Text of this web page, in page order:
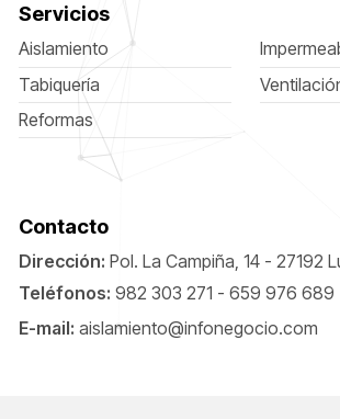
Servicios
Aislamiento
Tabiquería
Reformas
Contacto
Dirección: Pol. La Campiña, 14 - 27192
Teléfonos: 982 303 271 - 659 976 689
E-mail: aislamiento@infonegocio.com